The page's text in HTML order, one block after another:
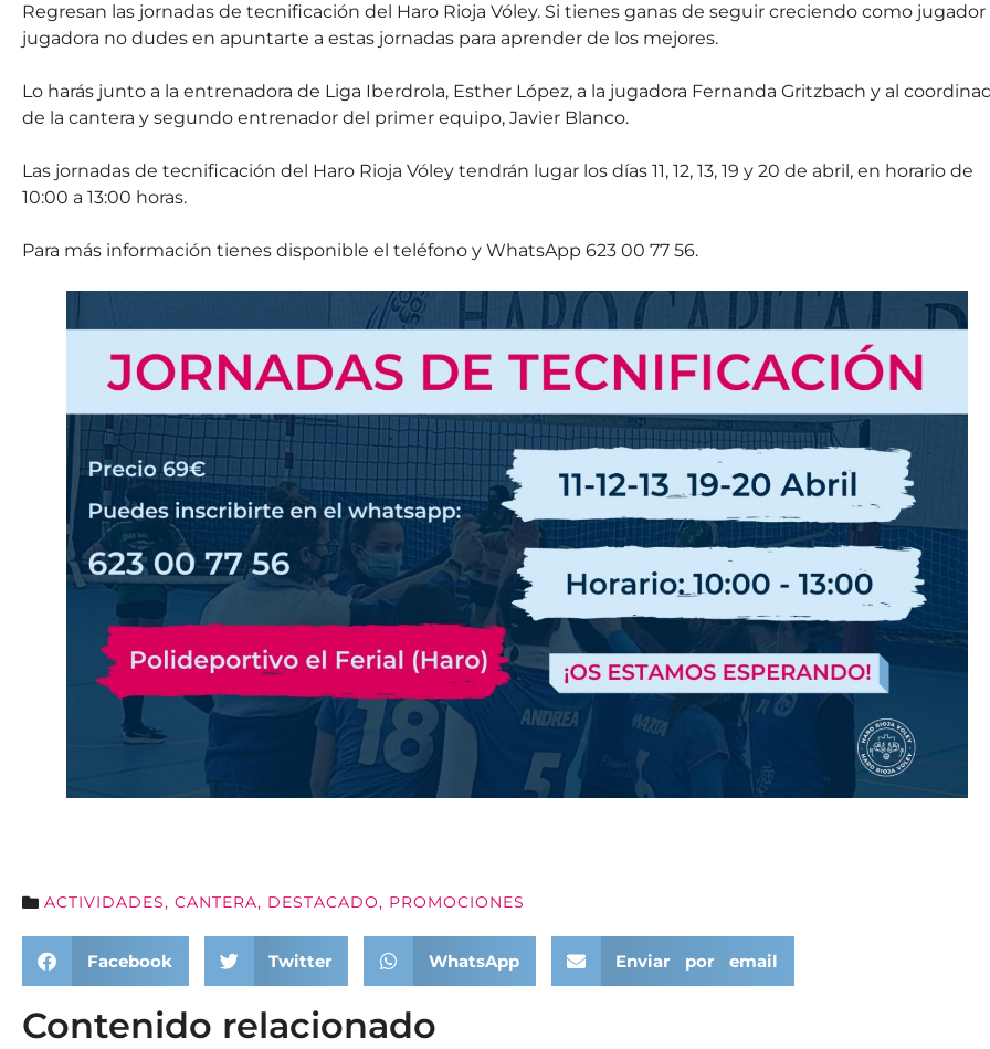
Regresan las jornadas de tecnificación del Haro Rioja Vóley. Si tienes ganas de seguir creciendo como jugador
jugadora no dudes en apuntarte a estas jornadas para aprender de los mejores.
Lo harás junto a la entrenadora de Liga Iberdrola, Esther López, a la jugadora Fernanda Gritzbach y al
de la cantera y segundo entrenador del primer equipo, Javier Blanco.
Las jornadas de tecnificación del Haro Rioja Vóley tendrán lugar los días 11, 12, 13, 19 y 20 de abril, en horario de
10:00 a 13:00 horas.
Para más información tienes disponible el teléfono y WhatsApp 623 00 77 56.
ACTIVIDADES, CANTERA, DESTACADO, PROMOCIONES
Facebook Twitter WhatsApp Enviar por email
Contenido relacionado